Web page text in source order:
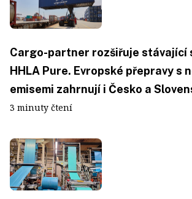
Cargo-partner rozšiřuje stávající
HHLA Pure. Evropské přepravy s
emisemi zahrnují i Česko a
3 minuty čtení